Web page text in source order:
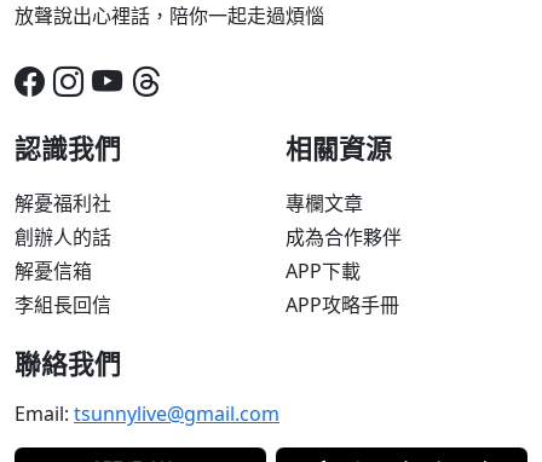
放聲說出心裡話，陪你一起走過煩惱
認識我們
解憂福利社
創辦人的話
解憂信箱
李組長回信
相關資源
專欄文章
成為合作夥伴
APP下載
APP攻略手冊
聯絡我們
Email: tsunnylive@gmail.com